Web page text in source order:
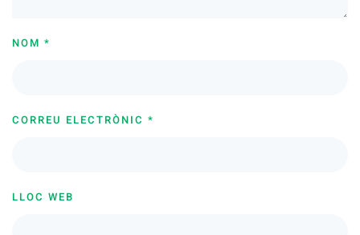
NOM *
CORREU ELECTRÒNIC *
LLOC WEB